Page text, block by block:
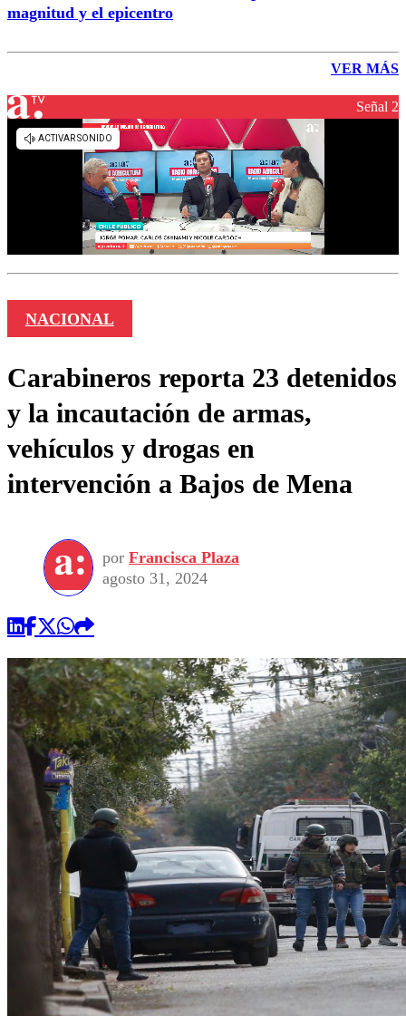
magnitud y el epicentro
VER MÁS
Señal 2
NACIONAL
Carabineros reporta 23 detenidos
y la incautación de armas,
vehículos y drogas en
intervención a Bajos de Mena
por Francisca Plaza
agosto 31, 2024